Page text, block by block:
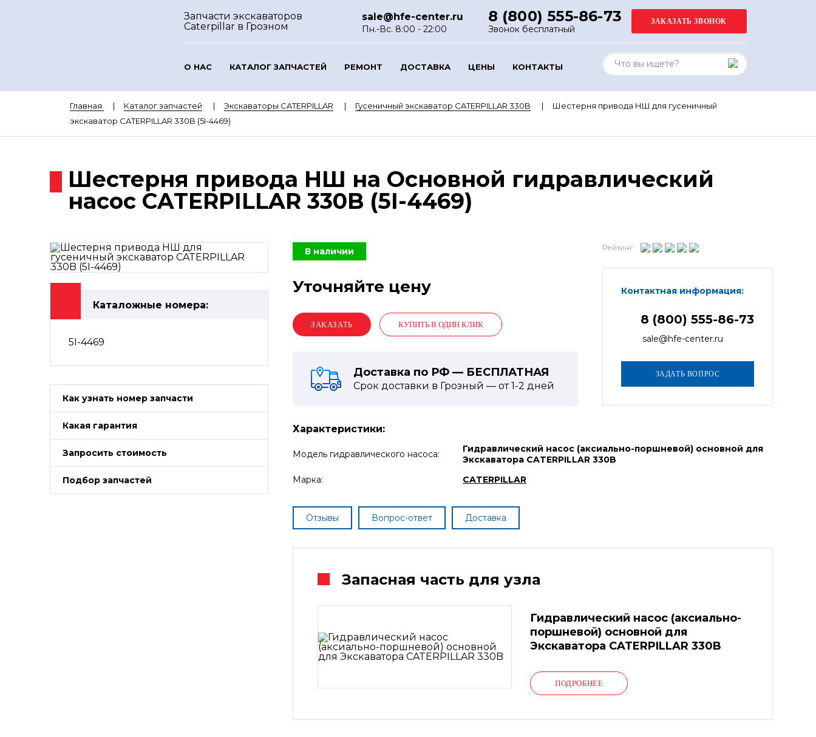
Запчасти экскаваторов
Caterpillar в Грозном
sale@hfe-center.ru
Пн.-Вс. 8:00 - 22:00
8 (800) 555-86-73
Звонок бесплатный
О НАС КАТАЛОГ ЗАПЧАСТЕЙ РЕМОНТ ДОСТАВКА ЦЕНЫ КОНТАКТЫ
Главная Каталог запчастей Экскаваторы CATERPILLAR Гусеничный экскаватор CATERPILLAR 330B
Шестерня привода НШ для гусеничный
экскаватор CATERPILLAR 330B (5I-4469)
Шестерня привода НШ на Основной гидравлический
насос CATERPILLAR 330B (5I-4469)
Каталожные номера:
5I-4469
Как узнать номер запчасти
Какая гарантия
Запросить стоимость
Подбор запчастей
В наличии
Уточняйте цену
КУПИТЬ В ОДИН КЛИК
Доставка по РФ — БЕСПЛАТНАЯ
Срок доставки в Грозный — от1-2 дней
Рейтинг:
Контактная информация:
8 (800) 555-86-73
sale@hfe-center.ru
Характеристики:
Модель гидравлического насоса:
Гидравлический насос (аксиально-поршневой) основной для
Экскаватора CATERPILLAR 330B
Марка:
CATERPILLAR
Отзывы Вопрос-ответ Доставка
Запасная часть для узла
Гидравлический насос (аксиально-
поршневой) основной для
Экскаватора CATERPILLAR 330B
ПОДРОБНЕЕ